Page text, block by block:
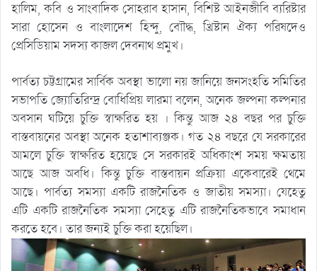
হালিম, কবি ও সাংবাদিক সোহরাব হাসান, বিশিষ্ট আইনজীবি ব্যরিষ্টার
সারা হোসেন ও বাংলাদেশ হিন্দু, বোৗদ্ধ, খ্রিষ্টান ঐক্য পরিষদেও
প্রেসিডিয়াম সদস্য কাজল দেবনাথ প্রমুখ।
পার্বত্য চট্টগ্রামের সার্বিক অবস্থা ভালো নয় জানিয়ে জনসংহতি সমিতির
সভাপতি জ্যোতিরিন্দ্র বোধিপ্রিয় লারমা বলেন, অনেক জল্পনা কল্পনার
অবসান ঘটিয়ে চুক্তি স্বাক্ষরিত হয় । কিন্তু আজ ২৪ বছর পর চুক্তি
বাস্তবায়নের অবস্থা অনেক হতাশাব্যঞ্জক। গত ২৪ বছরে যে সরকারের
আমলে চুক্তি স্বাক্ষরিত হয়েছে সে সরকারই অধিকাংশ সময় ক্ষমতায়
আছে আজ অবধি। কিন্তু চুক্তি বাস্তবায়ন প্রক্রিয়া একেবারেই থেমে
আছে। পার্বত্য সমস্যা একটি রাজনৈতিক ও জাতীয় সমস্যা। যেহেতু
এটি একটি রাজনৈতিক সমস্যা সেহেতু এটি রাজনৈতিকভাবে সমাধান
করতে হবে। তার জন্যই চুক্তি করা হয়েছিল।